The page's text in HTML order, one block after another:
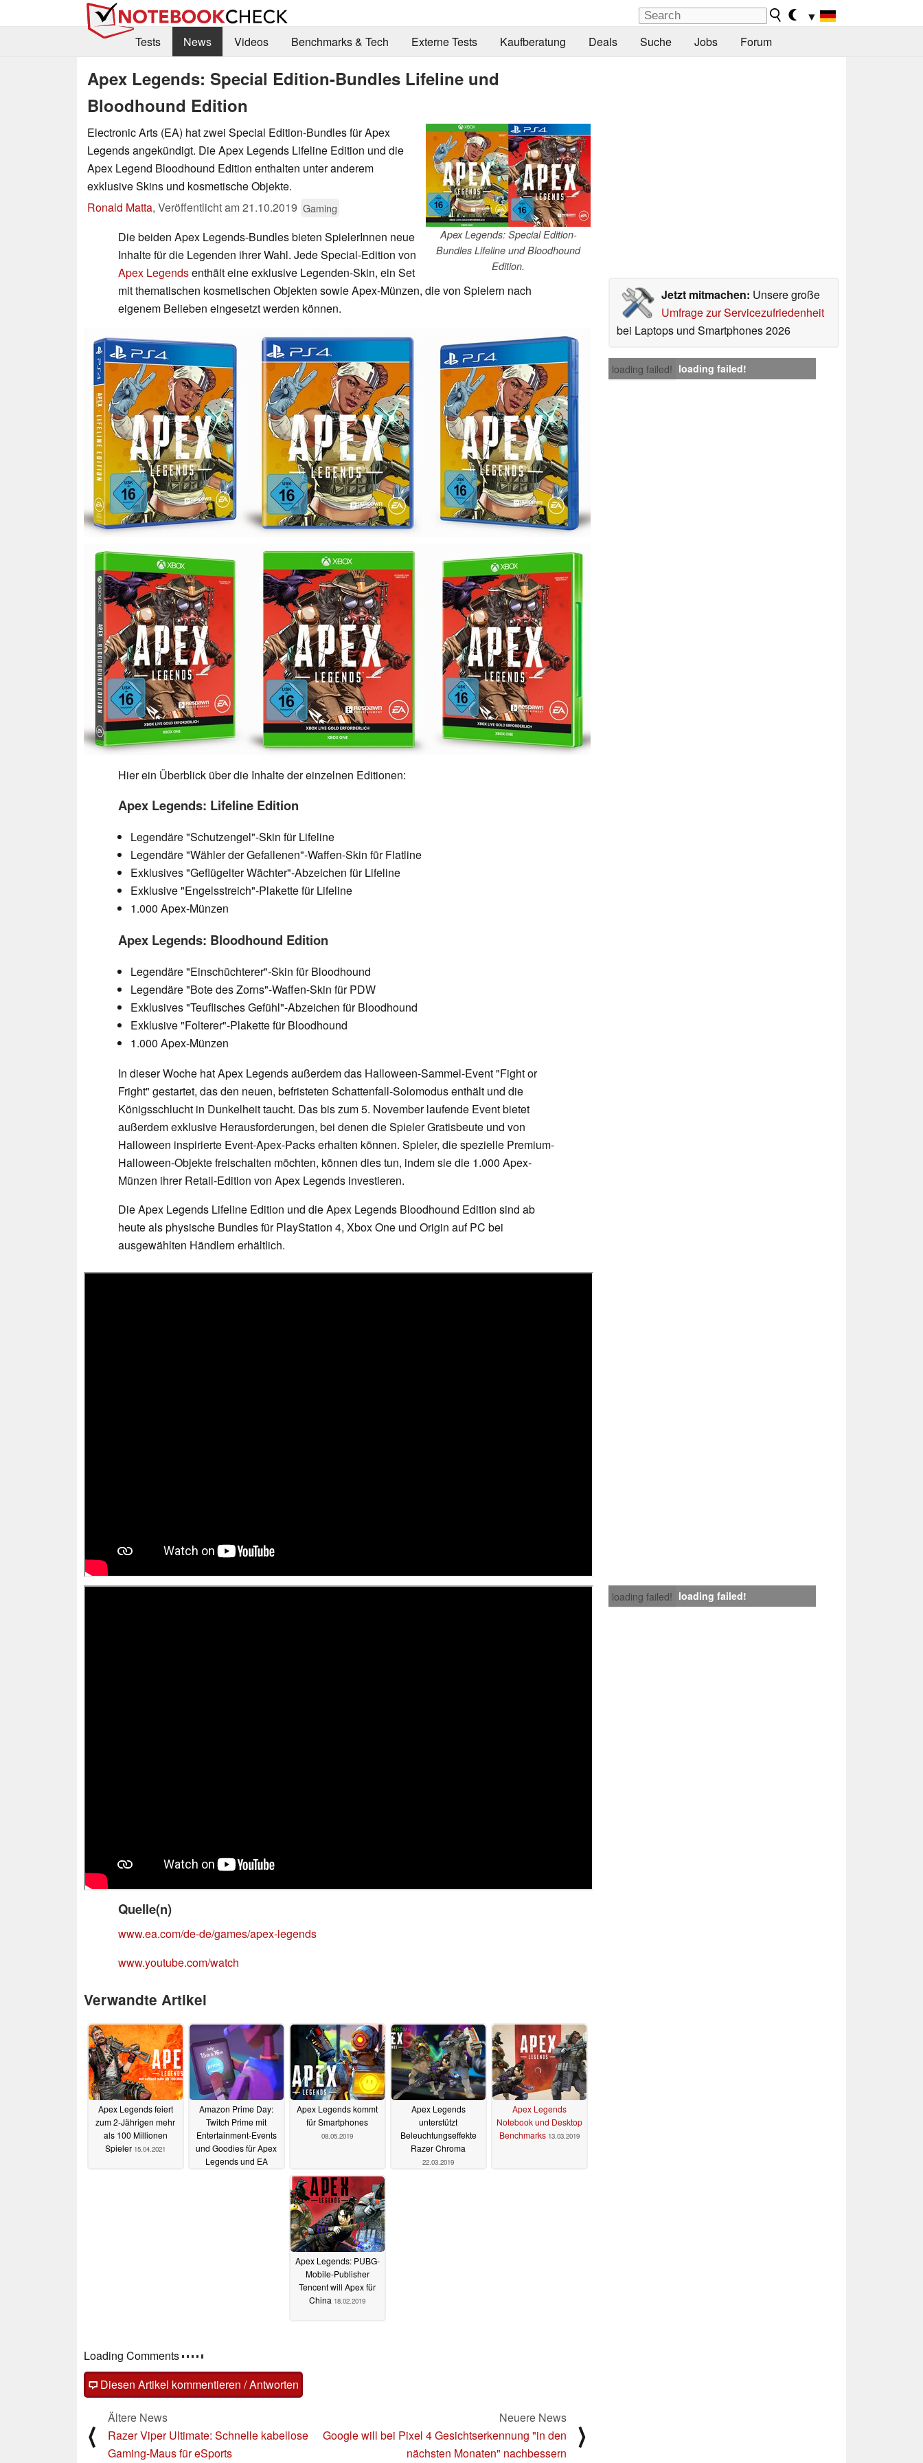
▼
Tests
News Videos Benchmarks & Tech Externe Tests Kaufberatung Deals Suche Jobs Forum
Apex Legends: Special Edition-Bundles Lifeline und
Bloodhound Edition
Apex Legends: Special Edition-
Bundles Lifeline und Bloodhound
Edition.
Electronic Arts (EA) hat zwei Special Edition-Bundles für Apex
Legends angekündigt. Die Apex Legends Lifeline Edition und die
Apex Legend Bloodhound Edition enthalten unter anderem
exklusive Skins und kosmetische Objekte.
Ronald Matta, Veröffentlicht am21.10.2019 Gaming
Jetzt mitmachen: Unsere große
Umfrage zur Servicezufriedenheit
bei Laptops und Smartphones 2026
Die beiden Apex Legends-Bundles bieten SpielerInnen neue
Inhalte für die Legenden ihrer Wahl. Jede Special-Edition von
Apex Legendsenthält eine exklusive Legenden-Skin, ein Set
mit thematischen kosmetischen Objekten sowie Apex-Münzen, die von Spielern nach
eigenem Belieben eingesetzt werden können.
loading failed! loading failed!
Hier ein Überblick über die Inhalte der einzelnen Editionen:
Apex Legends: Lifeline Edition
Legendäre "Schutzengel"-Skin für Lifeline
Legendäre "Wähler der Gefallenen"-Waffen-Skin für Flatline
Exklusives "Geflügelter Wächter"-Abzeichen für Lifeline
Exklusive "Engelsstreich"-Plakette für Lifeline
1.000 Apex-Münzen
Apex Legends: Bloodhound Edition
Legendäre "Einschüchterer"-Skin für Bloodhound
Legendäre "Bote des Zorns"-Waffen-Skin für PDW
Exklusives "Teuflisches Gefühl"-Abzeichen für Bloodhound
Exklusive "Folterer"-Plakette für Bloodhound
1.000 Apex-Münzen
In dieser Woche hat Apex Legends außerdem das Halloween-Sammel-Event "Fight or
Fright" gestartet, das den neuen, befristeten Schattenfall-Solomodus enthält und die
Königsschlucht in Dunkelheit taucht. Das bis zum 5. November laufende Event bietet
außerdem exklusive Herausforderungen, bei denen die Spieler Gratisbeute und von
Halloween inspirierte Event-Apex-Packs erhalten können. Spieler, die spezielle Premium-
Halloween-Objekte freischalten möchten, können dies tun, indem sie die 1.000 Apex-
Münzen ihrer Retail-Edition von Apex Legends investieren.
Die Apex Legends Lifeline Edition und die Apex Legends Bloodhound Edition sind ab
heute als physische Bundles für PlayStation 4, Xbox One und Origin auf PC bei
ausgewählten Händlern erhältlich.
loading failed! loading failed!
Quelle(n)
www.ea.com/de-de/games/apex-legends
www.youtube.com/watch
Verwandte Artikel
Apex Legends feiert
zum 2-Jährigen mehr
als 100 Millionen
Spieler 15.04.2021
Amazon Prime Day:
Twitch Prime mit
Entertainment-Events
und Goodies für Apex
Legends und EA
Apex Legends kommt
für Smartphones
08.05.2019
Apex Legends
unterstützt
Beleuchtungseffekte
Razer Chroma
22.03.2019
Apex Legends
Notebook und Desktop
Benchmarks 13.03.2019
Apex Legends: PUBG-
Mobile-Publisher
Tencent will Apex für
China 18.02.2019
Loading Comments
Diesen Artikel kommentieren / Antworten
⟨
Ältere News
Razer Viper Ultimate: Schnelle kabellose
Gaming-Maus für eSports
Neuere News
Google will bei Pixel 4 Gesichtserkennung "in den
nächsten Monaten" nachbessern
⟩